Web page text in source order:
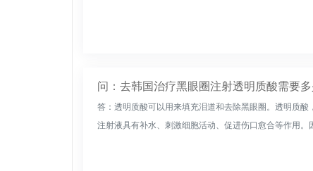
问：去韩国治疗黑眼圈注射透明质酸需要
答：透明质酸可以用来填充泪道和去除黑眼圈。透明质
注射液具有补水、刺激细胞活动、促进伤口愈合等作用。